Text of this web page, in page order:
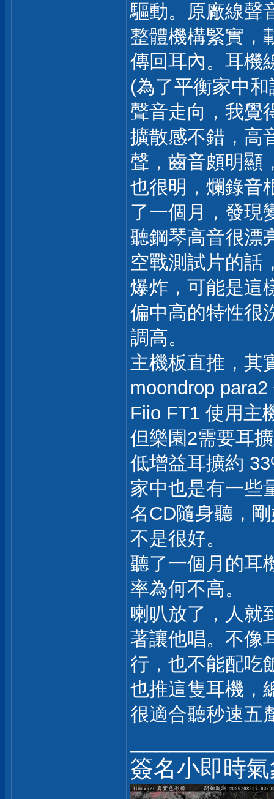
驅動。原廠線聲
整體機構緊實，
傳回耳內。耳機
(為了平衡家中
聲音走向，我覺
擴散感不錯，高
聲，齒音頗明顯
也很明，爛錄音
了一個月，發現
聽鋼琴高音很漂
空戰測試片的話
爆炸，可能是這
偏中高的特性很
調高。
主機板直推，其
moondrop
Fiio FT1 使用主
但樂園2需要耳
低增益耳擴約
家中也是有一些
名CD隨身聽，
不是很好。
聽了一個月的耳
率為何不高。
喇叭放了，人就
著讓他唱。不像
行，也不能配吃
也推這隻耳機，
很適合聽秒速五
簽名小即時